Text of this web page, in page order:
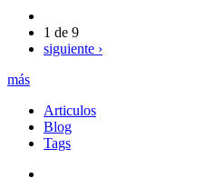
1 de 9
siguiente ›
más
Articulos
Blog
Tags